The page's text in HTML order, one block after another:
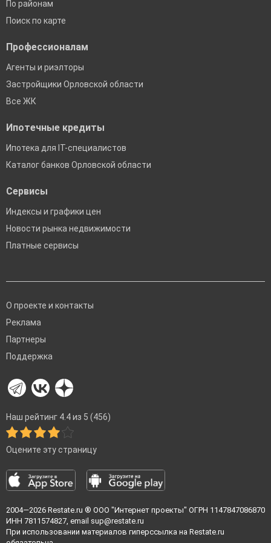
По районам
Поиск по карте
Профессионалам
Агенты и риэлторы
Застройщики Орловской области
Все ЖК
Ипотечные кредиты
Ипотека для IT-специалистов
Каталог банков Орловской области
Сервисы
Индексы и графики цен
Новости рынка недвижимости
Платные сервисы
О проекте и контакты
Реклама
Партнеры
Поддержка
Наш рейтинг 4.4 из 5 (456)
Оцените эту страницу
2004—2026 Restate.ru ® ООО "Интернет проекты" ОГРН 1147847086870
ИНН 7811574827, email sup@restate.ru
При использовании материалов гиперссылка на Restate.ru